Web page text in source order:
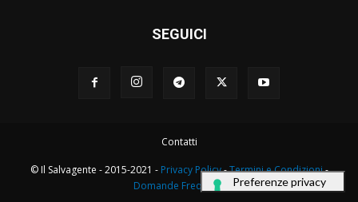
SEGUICI
Contatti
© Il Salvagente - 2015-2021 - Privacy Policy-Termini e Condizioni-
Domande Frequenti